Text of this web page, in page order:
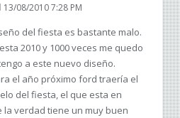
13/08/2010 7:28 PM
del fiesta es bastante malo.
2010 y 1000 veces me quedo
a este nuevo diseño.
el año próximo ford traería el
del fiesta, el que esta en
la verdad tiene un muy buen